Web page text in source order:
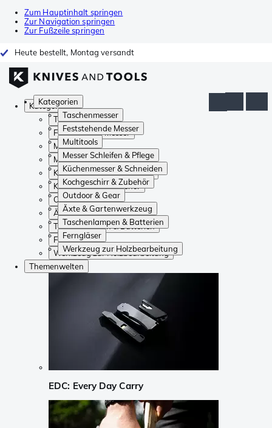
Zum Hauptinhalt springen
Zur Navigation springen
Zur Fußzeile springen
Heute bestellt, Montag versandt
Kategorien
Taschenmesser
Feststehende Messer
Multitools
Messer Schleifen & Pflege
Küchenmesser & Schneiden
Kochgeschirr & Zubehör
Outdoor & Gear
Äxte & Gartenwerkzeug
Taschenlampen & Batterien
Ferngläser
Werkzeug zur Holzbearbeitung
Kategorien
Taschenmesser
Feststehende Messer
Multitools
Messer Schleifen & Pflege
Küchenmesser & Schneiden
Kochgeschirr & Zubehör
Outdoor & Gear
Äxte & Gartenwerkzeug
Taschenlampen & Batterien
Ferngläser
Werkzeug zur Holzbearbeitung
Themenwelten
EDC: Every Day Carry